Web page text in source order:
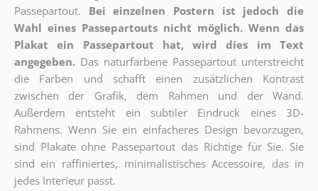
Passepartout.
Bei einzelnen Postern ist jedoch die
Wahl eines Passepartouts nicht möglich. Wenn das
Plakat ein Passepartout hat, wird dies im Text
angegeben. Das naturfarbene Passepartout unterstreicht
die Farben und schafft einen zusätzlichen Kontrast
zwischen der Grafik, dem Rahmen und der Wand.
Außerdem entsteht ein subtiler Eindruck eines 3D-
Rahmens. Wenn Sie ein einfacheres Design bevorzugen,
sind Plakate ohne Passepartout das Richtige für Sie. Sie
sind ein raffiniertes, minimalistisches Accessoire, das in
jedes Interieur passt.